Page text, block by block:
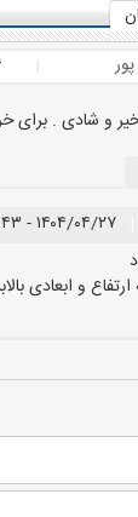
. برای خرید یک بالابر
۱۴۰۴/۰۴/۲۷ - ۱۵:۴۳
و ابعادی